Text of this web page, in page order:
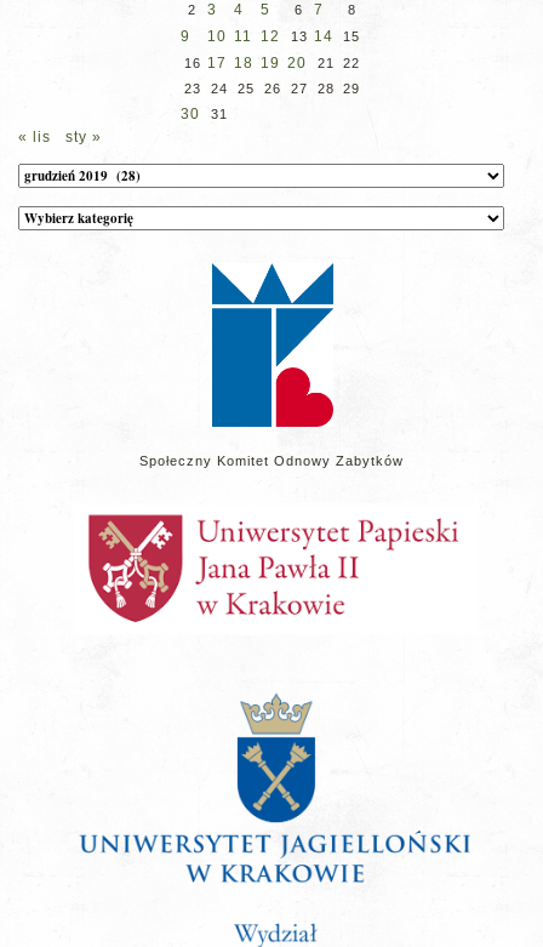
2
3 4 5 6 7 8
9 10 11 12 13 14
15
16 17 18 19 20 21
22
23
24 25 26 27 28 29
30 31
« lis sty »
Archiwum
Kategorie
wpisów
Społeczny Komitet Odnowy Zabytków